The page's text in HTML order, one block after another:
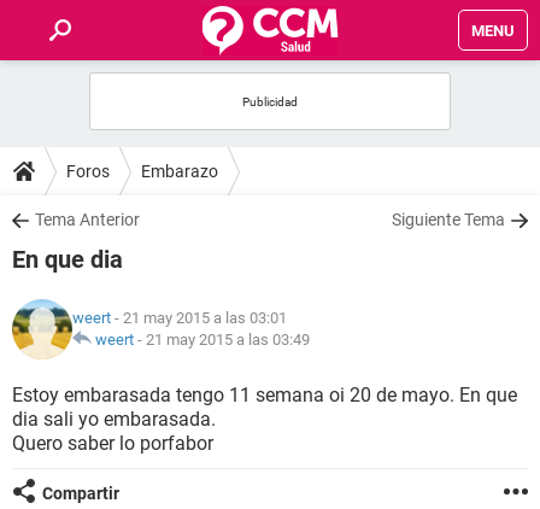
MENU
FOROS
SALUD
FAMILIA
NUTRICIÓN
BIENESTAR
Foros Embarazo
Tema Anterior Siguiente Tema
En que dia
weert - 21 may 2015 a las 03:01
weert - 21 may 2015 a las 03:49
Estoy embarasada tengo 11 semana oi 20 de mayo. En que
dia sali yo embarasada.
Quero saber lo porfabor
Compartir